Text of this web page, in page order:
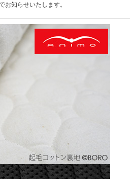
お知らせいたします。